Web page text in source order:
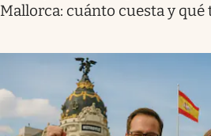
Mallorca: cuánto cuesta y qué